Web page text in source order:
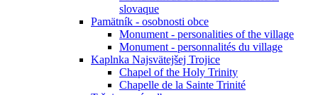
slovaque
Pamätník - osobnosti obce
Monument - personalities of the village
Monument - personnalités du village
Kaplnka Najsvätejšej Trojice
Chapel of the Holy Trinity
Chapelle de la Sainte Trinité